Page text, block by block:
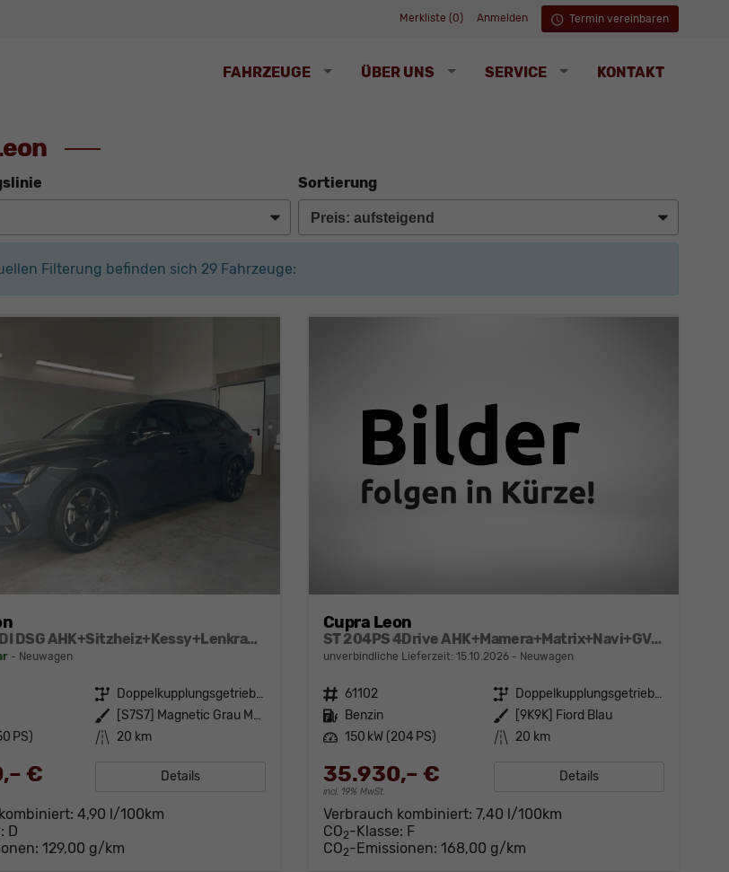
Merkliste (0) Anmelden Termin vereinbaren
FAHRZEUGE ÜBER UNS SERVICE KONTAKT
Sortierung
Filterung befinden sich 29Fahrzeuge:
ST 150PS TDI DSG AHK+Sitzheiz+Kessy+Lenkradheiz+eHeck+Kamera+Alu18
Neuwagen
Getriebe
Doppelkupplungsgetriebe (DSG)
Außenfarbe
[S7S7] Magnetic Grau Metallic
PS) Kilometerstand 20 km
€ Details
4,90 l/100km
D
129,00 g/km
Cupra Leon
ST 204PS 4Drive AHK+Mamera+Matrix+Navi+GV4+Kessy+Parklenk+Alarm
unverbindliche Lieferzeit: 15.10.2026 Neuwagen
Fahrzeugnr. 61102 Getriebe
Doppelkupplungsgetriebe (DSG)
Kraftstoff Benzin Außenfarbe
[9K9K] Fiord Blau
Leistung 150 kW (204 PS) Kilometerstand 20 km
35.930,– €
incl. 19% MwSt.
Details
Verbrauch kombiniert: 7,40 l/100km
CO2-Klasse: F
CO2-Emissionen: 168,00 g/km